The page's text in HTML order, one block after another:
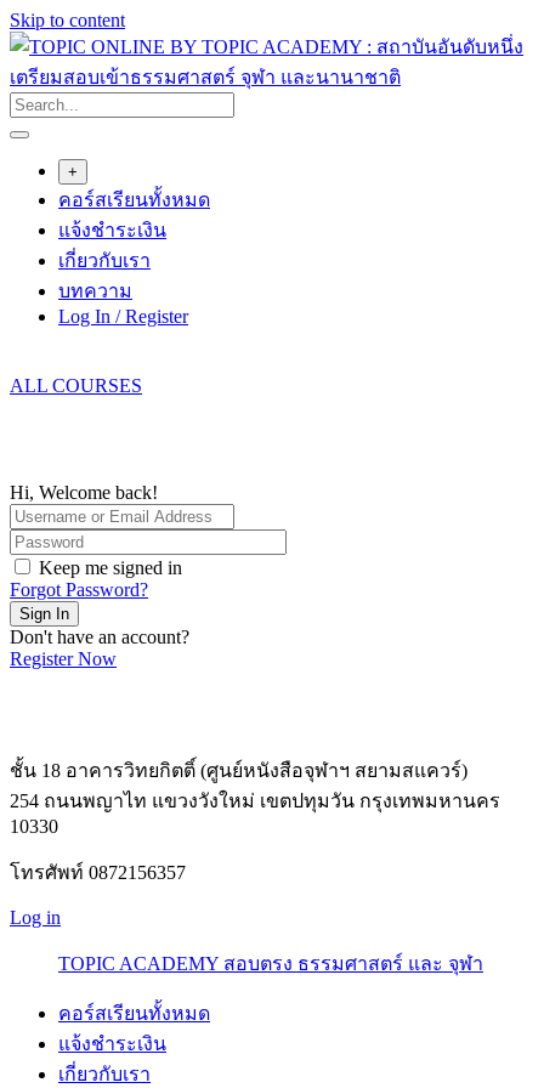
Skip to content
+
คอร์สเรียนทั้งหมด
แจ้งชำระเงิน
เกี่ยวกับเรา
บทความ
Log In / Register
ALL COURSES
Hi, Welcome back!
Keep me signed in
Forgot Password?
Sign In
Don't have an account?
Register Now
ชั้น 18 อาคารวิทยกิตติ์ (ศูนย์หนังสือจุฬาฯ สยามสแควร์)
254 ถนนพญาไท แขวงวังใหม่ เขตปทุมวัน กรุงเทพมหานคร
10330
โทรศัพท์ 0872156357
Log in
TOPIC ACADEMY สอบตรง ธรรมศาสตร์ และ จุฬา
คอร์สเรียนทั้งหมด
แจ้งชำระเงิน
เกี่ยวกับเรา